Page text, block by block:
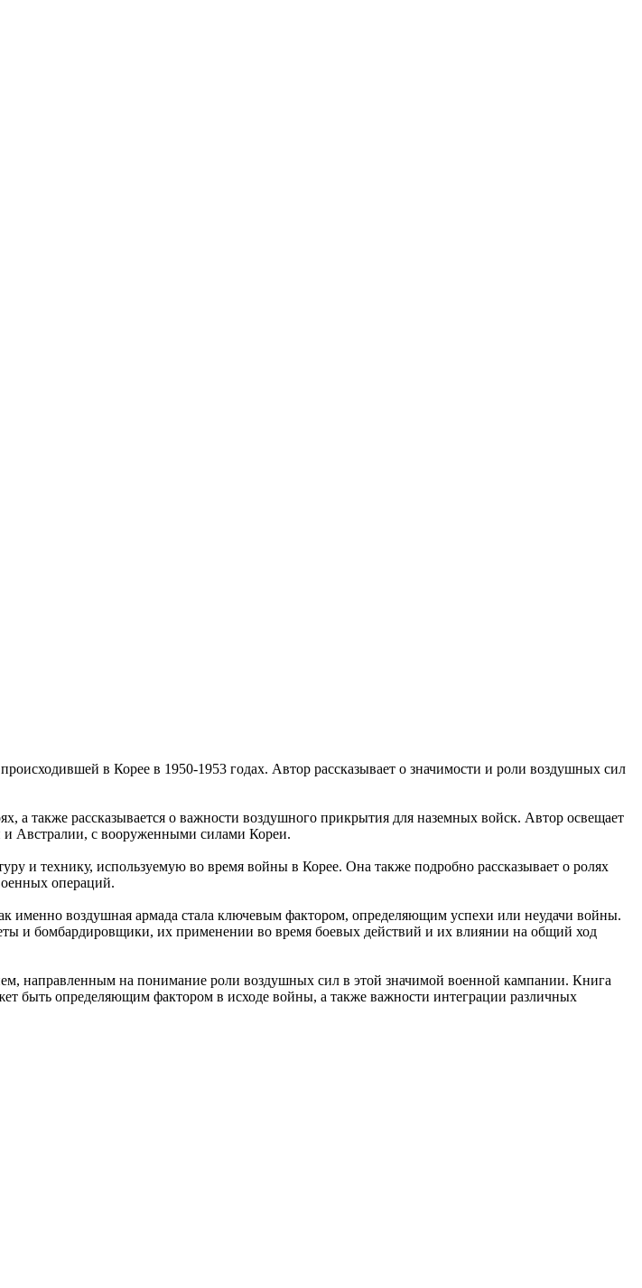
в Корее в 1950-1953 годах. Автор рассказывает о значимости и роли воздушных сил
а также рассказывается о важности воздушного прикрытия для наземных войск. Автор освещает
Австралии, с вооруженными силами Кореи.
и технику, используемую во время войны в Корее. Она также подробно рассказывает о ролях
операций.
именно воздушная армада стала ключевым фактором, определяющим успехи или неудачи войны.
и бомбардировщики, их применении во время боевых действий и их влиянии на общий ход
направленным на понимание роли воздушных сил в этой значимой военной кампании. Книга
быть определяющим фактором в исходе войны, а также важности интеграции различных